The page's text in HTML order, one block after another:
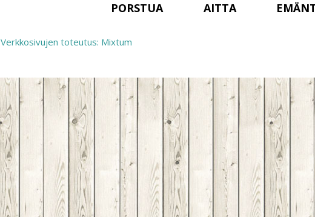
PORSTUA AITTA
Verkkosivujen toteutus: Mixtum